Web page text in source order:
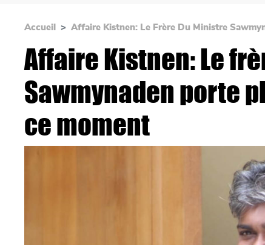
Accueil Affaire Kistnen: Le Frère Du Ministre
Affaire Kistnen: Le
Sawmynaden porte
ce moment